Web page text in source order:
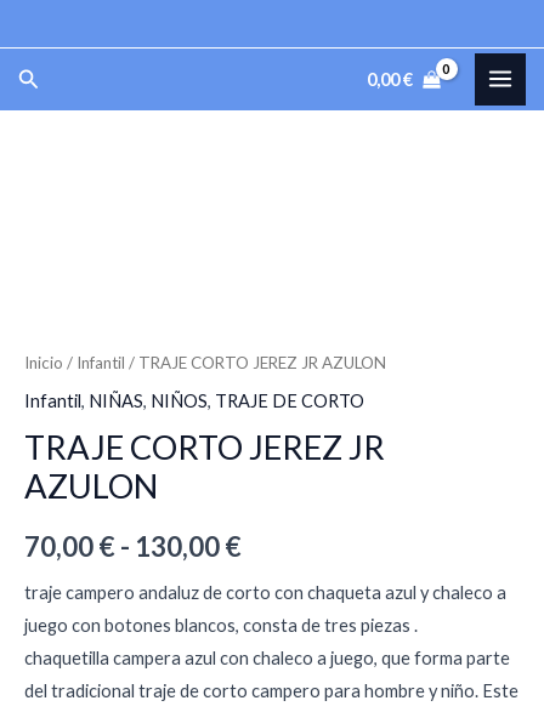
al
contenido
Buscar 0,00€
Inicio / Infantil / TRAJE CORTO JEREZ JR AZULON
Infantil, NIÑAS, NIÑOS, TRAJE DE CORTO
TRAJE CORTO JEREZ JR
AZULON
70,00€- 130,00€
70,00 €
hasta
130,00 €
traje campero andaluz de corto con chaqueta azul y chaleco a
juego con botones blancos, consta de tres piezas .
chaquetilla campera azul con chaleco a juego, que forma parte
del tradicional traje de corto campero para hombre y niño. Este